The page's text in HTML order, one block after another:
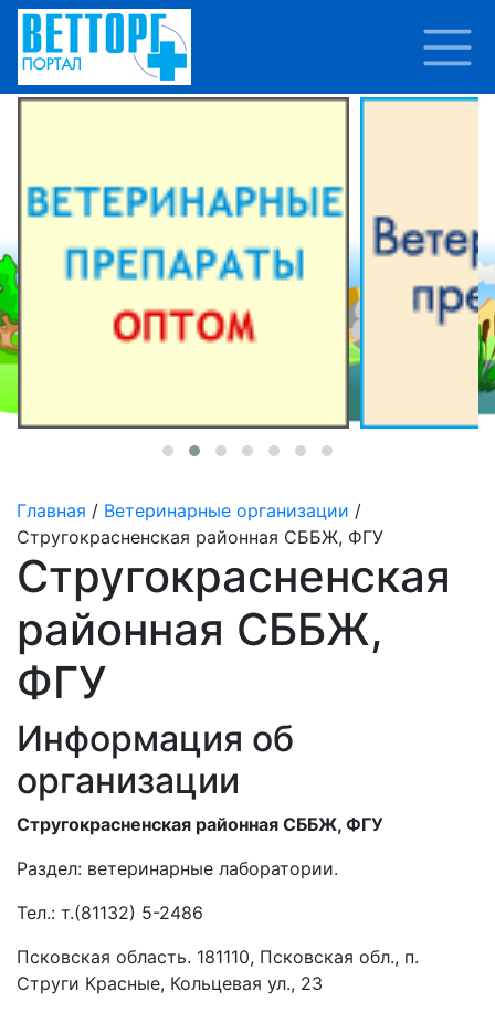
Главная / Ветеринарные организации /
Стругокрасненская районная СББЖ, ФГУ
Стругокрасненская
районная СББЖ,
ФГУ
Информация об
организации
Стругокрасненская районная СББЖ, ФГУ
Раздел: ветеринарные лаборатории.
Тел.: т.(81132) 5-2486
Псковская область. 181110, Псковская обл., п.
Струги Красные, Кольцевая ул., 23